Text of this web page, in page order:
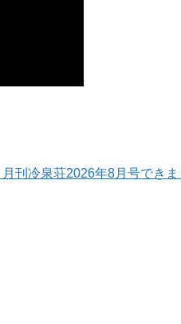
月刊冷泉荘2026年8月号でき